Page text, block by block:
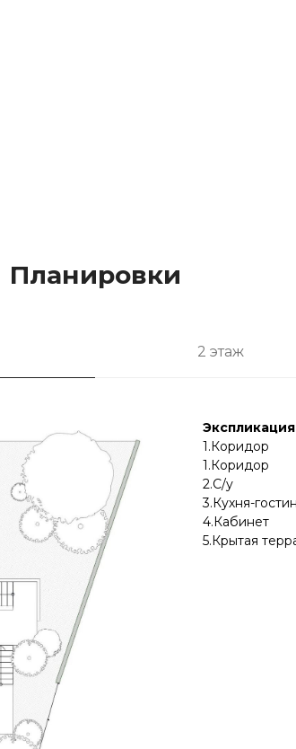
Планировки
2 этаж
Экспликация
1.Коридор
1.Коридор
2.С/у
3.Кухня-
4.Кабинет
5.Крытая